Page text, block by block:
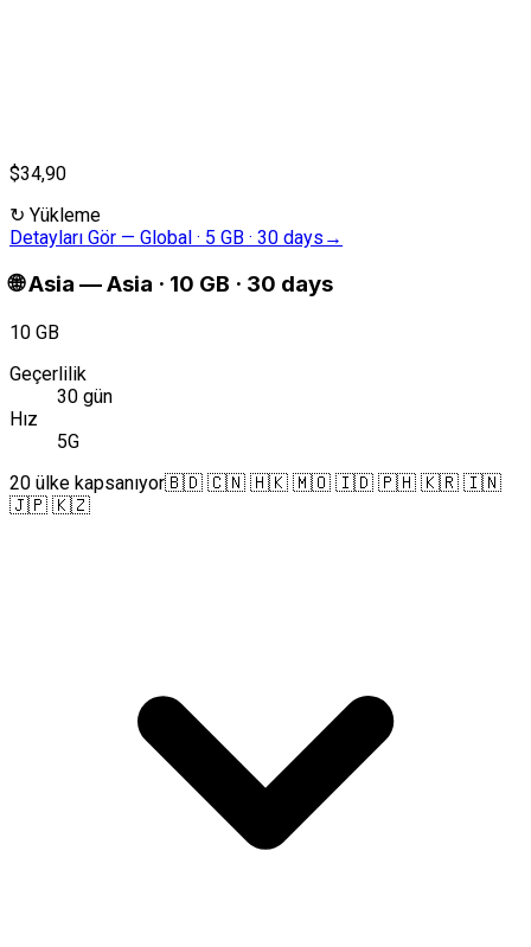
$34,90
↻ Yükleme
Detayları Gör — Global · 5 GB · 30 days →
🌐Asia —Asia · 10 GB · 30 days
10 GB
Geçerlilik
30 gün
Hız
5G
20 ülke kapsanıyor🇧🇩 🇨🇳 🇭🇰 🇲🇴 🇮🇩 🇵🇭 🇰🇷 🇮🇳
🇯🇵 🇰🇿